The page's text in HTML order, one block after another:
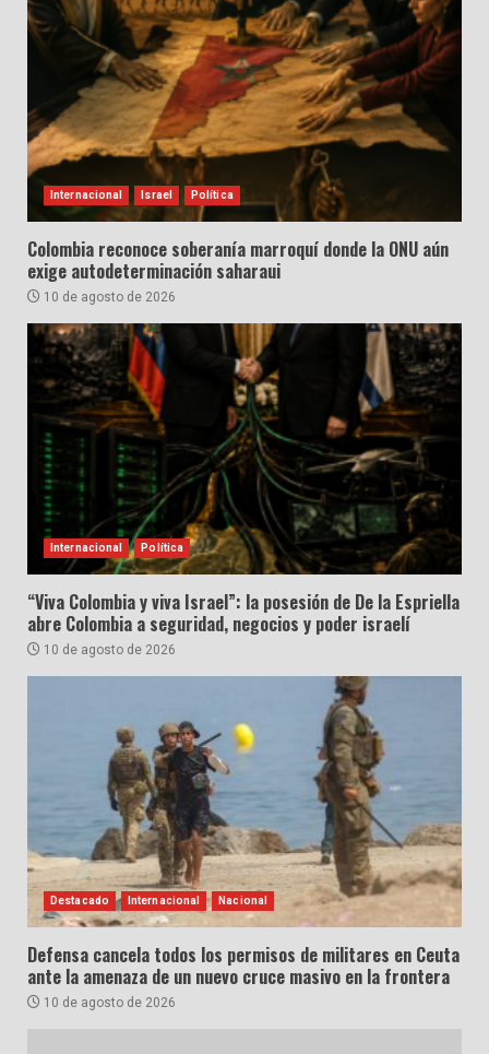
Internacional Israel Política
Colombia reconoce soberanía marroquí donde la ONU aún
exige autodeterminación saharaui
10 de agosto de 2026
Internacional Política
“Viva Colombia y viva Israel”: la posesión de De la Espriella
abre Colombia a seguridad, negocios y poder israelí
10 de agosto de 2026
Destacado Internacional Nacional
Defensa cancela todos los permisos de militares en Ceuta
ante la amenaza de un nuevo cruce masivo en la frontera
10 de agosto de 2026